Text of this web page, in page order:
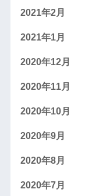
2021年2月
2021年1月
2020年12月
2020年11月
2020年10月
2020年9月
2020年8月
2020年7月